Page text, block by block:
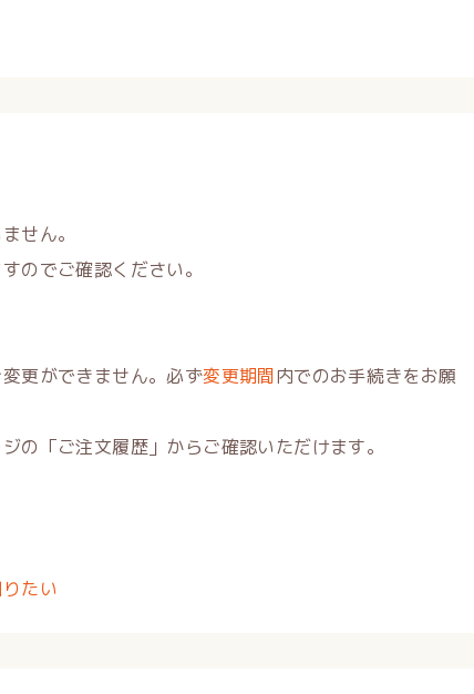
せん。
のでご確認ください。
更ができません。必ず変更期間内でのお手続きをお願
の「ご注文履歴」からご確認いただけます。
たい